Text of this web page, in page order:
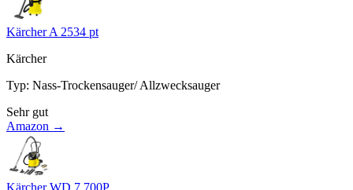
Kärcher A 2534 pt
Kärcher
Typ: Nass-Trockensauger/ Allzwecksauger
Sehr gut
Amazon →
Kärcher WD 7.700P